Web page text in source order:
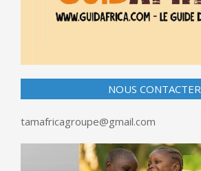
NOUS CONTACTER
tamafricagroupe@gmail.com